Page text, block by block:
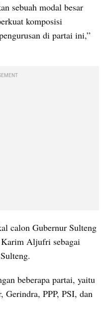
sebuah modal besar
komposisi
di partai ini,”
calon Gubernur Sulteng
Karim Aljufri sebagai
beberapa partai, yaitu
PPP, PSI, dan